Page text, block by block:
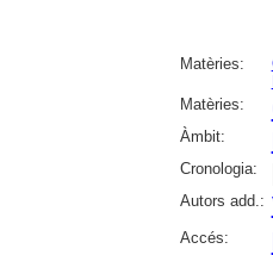
Matèries:
Matèries:
Àmbit:
Cronologia:
Autors add.:
Accés: